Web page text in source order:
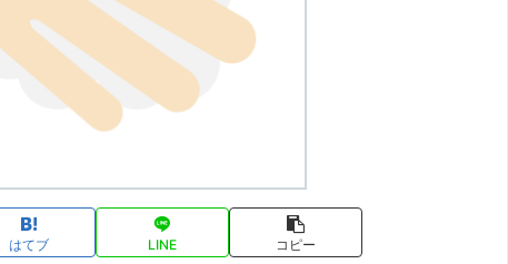
はてブ LINE コピー